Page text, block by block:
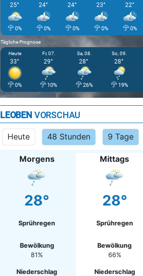
25°
0%
24°
0%
24°
0%
23°
0%
22°
0%
Tägliche Prognose
Heute
33°
0%
Fr, 07.
29°
10%
Sa, 08.
28°
26%
So, 09.
28°
19%
LEOBEN VORSCHAU
Heute 48 Stunden 9 Tage
Morgens
28°
Sprühregen
Bewölkung
81%
Niederschlag
Mittags
28°
Sprühregen
Bewölkung
66%
Niederschlag